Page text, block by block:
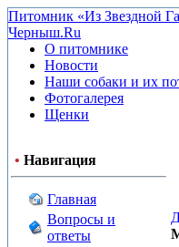
Питомник «Из Звездной
Черныш.Ru
О питомнике
Новости
Наши собаки и их
Фотогалерея
Щенки
• Навигация
Главная
Вопросы и
ответы